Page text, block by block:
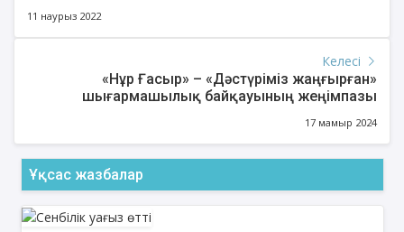
11 наурыз 2022
Келесі
«Нұр Ғасыр» – «Дәстүріміз жаңғырған»
шығармашылық байқауының жеңімпазы
17 мамыр 2024
Ұқсас жазбалар